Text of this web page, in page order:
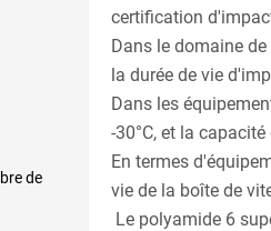
de
certification
Dans le domaine
la durée de vie
Dans les
-30°C, et la
En termes
vie de la boîte de
Le polyamide 6